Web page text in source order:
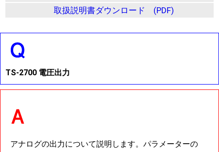
取扱説明書ダウンロード (PDF)
TS-2700 電圧出力
アナログの出力について説明します。パラメーターの